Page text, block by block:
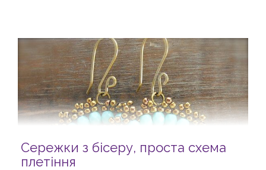
Сережки з бісеру, проста схема
плетіння